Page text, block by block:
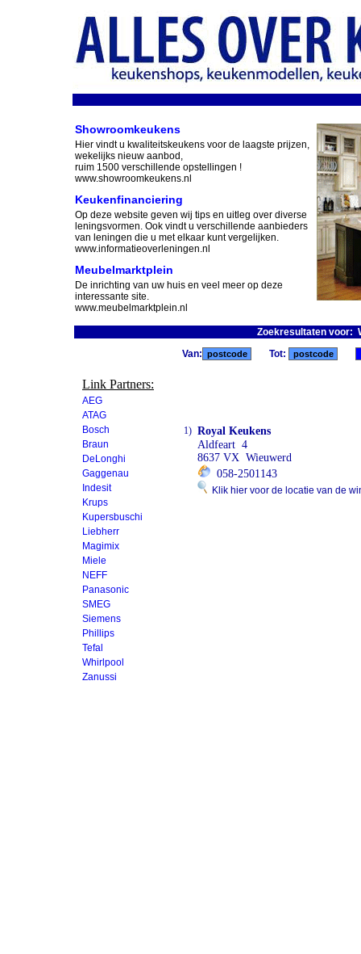
Showroomkeukens
Hier vindt u kwaliteitskeukens voor de laagste prijzen,
wekelijks nieuw aanbod,
ruim 1500 verschillende opstellingen !
www.showroomkeukens.nl
Keukenfinanciering
Op deze website geven wij tips en uitleg over diverse
leningsvormen. Ook vindt u verschillende aanbieders
van leningen die u met elkaar kunt vergelijken.
www.informatieoverleningen.nl
Meubelmarktplein
De inrichting van uw huis en veel meer op deze
interessante site.
www.meubelmarktplein.nl
Zoekresultaten voor:
Link Partners:
AEG
ATAG
Bosch
Braun
DeLonghi
Gaggenau
Indesit
Krups
Kupersbuschi
Liebherr
Magimix
Miele
NEFF
Panasonic
SMEG
Siemens
Phillips
Tefal
Whirlpool
Zanussi
Van: Tot:
1) Royal Keukens
Aldfeart 4
8637 VX Wieuwerd
058-2501143
Klik hier voor de locatie van de